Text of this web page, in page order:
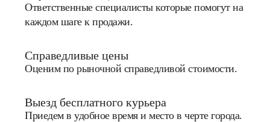
Ответственные специалисты которые помогут на
каждом шаге к продажи.
Справедливые цены
Оценим по рыночной справедливой стоимости.
Выезд бесплатного курьера
Приедем в удобное время и место в черте города.